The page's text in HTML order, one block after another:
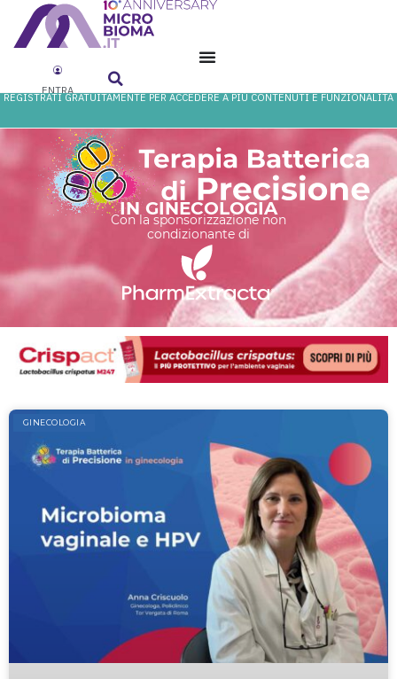
ENTRA
REGISTRATI GRATUITAMENTE PER ACCEDERE A PIÙ CONTENUTI E FUNZIONALITÀ
IN GINECOLOGIA
Con la sponsorizzazione non
condizionante di
GINECOLOGIA